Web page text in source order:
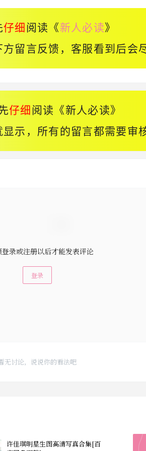
仔细 阅读《新人必读》
留言反馈，客服看到后会
仔细 阅读《新人必读》
示，所有的留言都需要审
登录或注册以后才能发表评论
登录
无讨论，说说你的看法吧
许佳琪明星生图高清写真合集[百